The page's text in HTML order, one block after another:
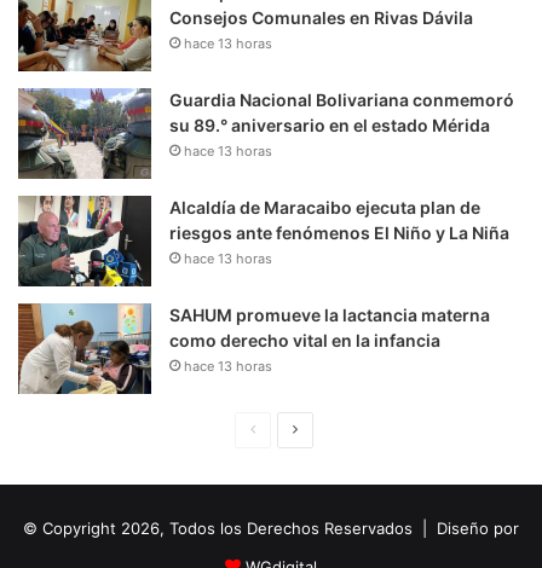
Consejos Comunales en Rivas Dávila
hace 13 horas
Guardia Nacional Bolivariana conmemoró
su 89.° aniversario en el estado Mérida
hace 13 horas
Alcaldía de Maracaibo ejecuta plan de
riesgos ante fenómenos El Niño y La Niña
hace 13 horas
SAHUM promueve la lactancia materna
como derecho vital en la infancia
hace 13 horas
i
u
© Copyright 2026, Todos los Derechos Reservados | Diseño por